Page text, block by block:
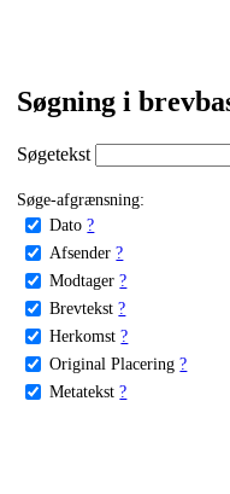
Søgning i
Søgetekst
Søge-afgrænsning:
Dato ?
Afsender ?
Modtager ?
Brevtekst ?
Herkomst ?
Original Placering ?
Metatekst ?